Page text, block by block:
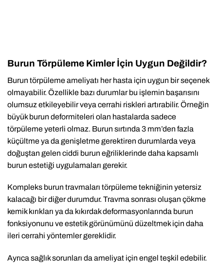
Burun Törpüleme Kimler İçin Uygun Değildir?
Burun törpüleme ameliyatı her hasta için uygun bir seçenek
olmayabilir. Özellikle bazı durumlar bu işlemin başarısını
olumsuz etkileyebilir veya cerrahi riskleri artırabilir. Örneğin
büyük burun deformiteleri olan hastalarda sadece
törpüleme yeterli olmaz. Burun sırtında 3 mm’den fazla
küçültme ya da genişletme gerektiren durumlarda veya
doğuştan gelen ciddi burun eğriliklerinde daha kapsamlı
burun estetiği uygulamaları gerekir.
Kompleks burun travmaları törpüleme tekniğinin yetersiz
kalacağı bir diğer durumdur. Travma sonrası oluşan çökme
kemik kırıkları ya da kıkırdak deformasyonlarında burun
fonksiyonunu ve estetik görünümünü düzeltmek için daha
ileri cerrahi yöntemler gereklidir.
Ayrıca sağlık sorunları da ameliyat için engel teşkil edebilir.